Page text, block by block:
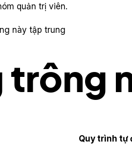
quản trị viên.
này tập trung
Quy trình tự